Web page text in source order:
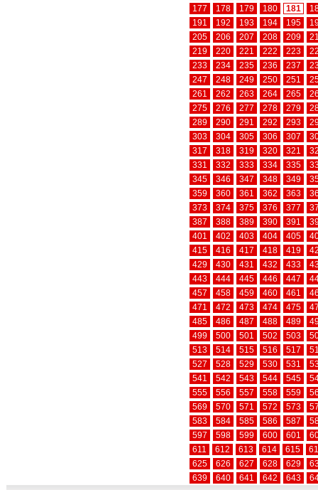
177
178 179 180 181
191
192 193 194 195
205
206 207 208 209
219
220 221 222 223
233
234 235 236 237
247
248 249 250 251
261
262 263 264 265
275
276 277 278 279
289
290 291 292 293
303
304 305 306 307
317
318 319 320 321
331
332 333 334 335
345
346 347 348 349
359
360 361 362 363
373
374 375 376 377
387
388 389 390 391
401
402 403 404 405
415
416 417 418 419
429
430 431 432 433
443
444 445 446 447
457
458 459 460 461
471
472 473 474 475
485
486 487 488 489
499
500 501 502 503
513
514 515 516 517
527
528 529 530 531
541
542 543 544 545
555
556 557 558 559
569
570 571 572 573
583
584 585 586 587
597
598 599 600 601
611
612 613 614 615
625
626 627 628 629
639
640 641 642 643